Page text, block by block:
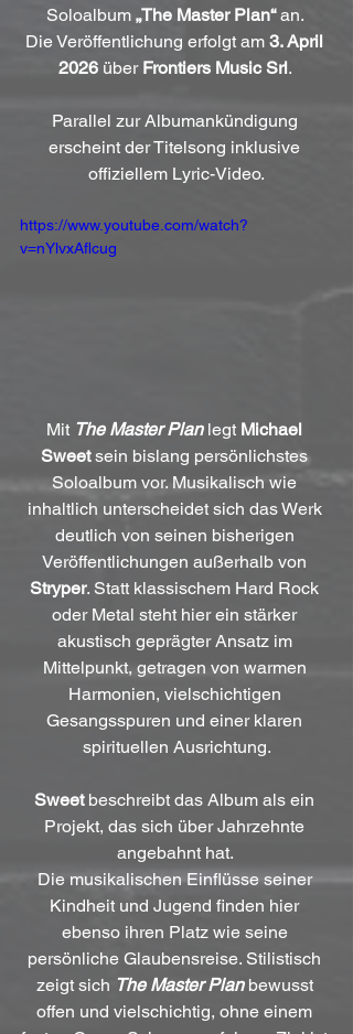
Soloalbum „The Master Plan“ an.
Die Veröffentlichung erfolgt am 3. April
2026 über Frontiers Music Srl.
Parallel zur Albumankündigung
erscheint der Titelsong inklusive
offiziellem Lyric-Video.
https://www.youtube.com/watch?
v=nYlvxAflcug
Mit The Master Plan legt Michael
Sweet sein bislang persönlichstes
Soloalbum vor. Musikalisch wie
inhaltlich unterscheidet sich das Werk
deutlich von seinen bisherigen
Veröffentlichungen außerhalb von
Stryper. Statt klassischem Hard Rock
oder Metal steht hier ein stärker
akustisch geprägter Ansatz im
Mittelpunkt, getragen von warmen
Harmonien, vielschichtigen
Gesangsspuren und einer klaren
spirituellen Ausrichtung.
Sweet beschreibt das Album als ein
Projekt, das sich über Jahrzehnte
angebahnt hat.
Die musikalischen Einflüsse seiner
Kindheit und Jugend finden hier
ebenso ihren Platz wie seine
persönliche Glaubensreise. Stilistisch
zeigt sich The Master Plan bewusst
offen und vielschichtig, ohne einem